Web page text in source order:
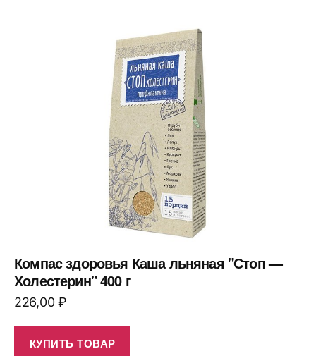
Компас здоровья Каша льняная "Стоп —
Холестерин" 400 г
226,00₽
КУПИТЬ ТОВАР